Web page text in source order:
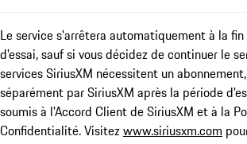
Le service s'arrêtera automatiquement à la
d'essai, sauf si vous décidez de continuer le
services SiriusXM nécessitent un
séparément par SiriusXM après la période
soumis à l'Accord Client de SiriusXM et à la
Confidentialité. Visitezwww.siriusxm.com